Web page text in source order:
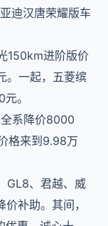
迪汉唐荣耀版车
150km进阶版价
。一起，五菱缤
。
系降价8000
格来到9.98万
GL8、君越、威
补助。其间，